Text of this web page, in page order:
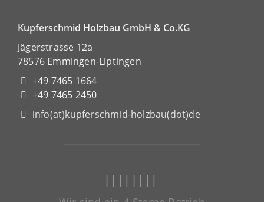
Kupferschmid Holzbau GmbH & Co.KG
Jägerstrasse 12a
78576 Emmingen-Liptingen
+49 7465 1664
+49 7465 2450
info(at)kupferschmid-holzbau(dot)de